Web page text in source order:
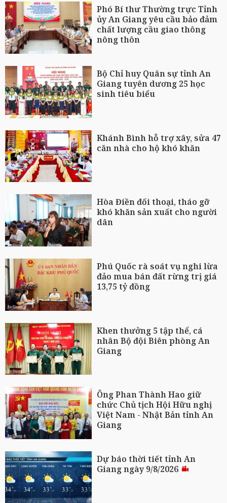
Phó Bí thư Thường trực Tỉnh
ủy An Giang yêu cầu bảo đảm
chất lượng cầu giao thông
nông thôn
Bộ Chỉ huy Quân sự tỉnh An
Giang tuyên dương 25 học
sinh tiêu biểu
Khánh Bình hỗ trợ xây, sửa 47
căn nhà cho hộ khó khăn
Hòa Điền đối thoại, tháo gỡ
khó khăn sản xuất cho người
dân
Phú Quốc rà soát vụ nghi lừa
đảo mua bán đất rừng trị giá
13,75 tỷ đồng
Khen thưởng 5 tập thể, cá
nhân Bộ đội Biên phòng An
Giang
Ông Phan Thành Hao giữ
chức Chủ tịch Hội Hữu nghị
Việt Nam - Nhật Bản tỉnh An
Giang
Dự báo thời tiết tỉnh An
Giang ngày 9/8/2026